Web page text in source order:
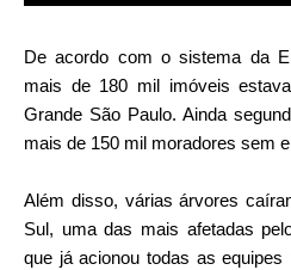
De acordo com o sistema da
mais de 180 mil imóveis
Grande São Paulo. Ainda
mais de 150 mil moradores sem
Além disso, várias árvores
Sul, uma das mais afetadas
que já acionou todas as